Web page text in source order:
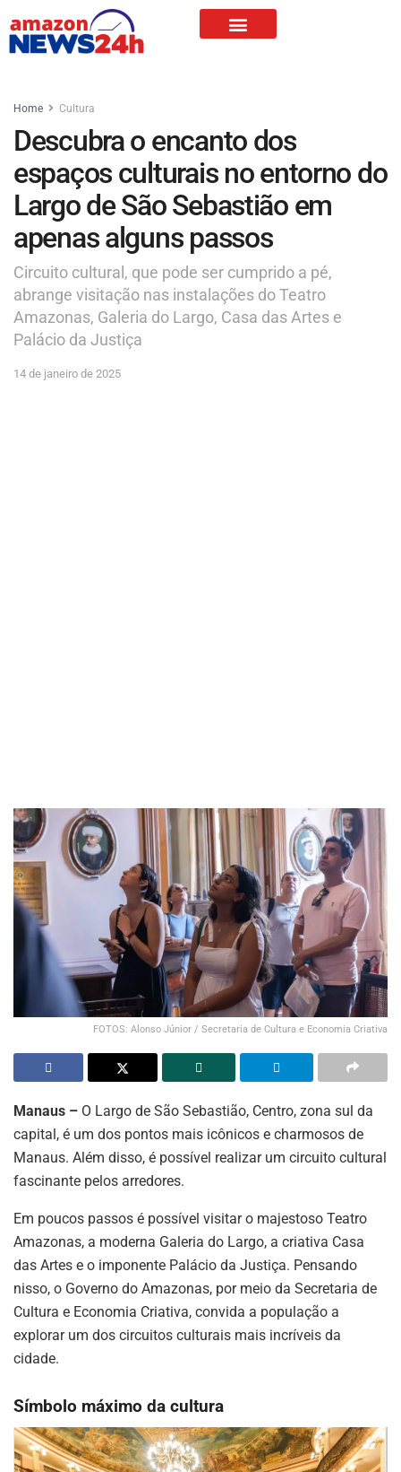
Home Cultura
Descubra o encanto dos
espaços culturais no entorno do
Largo de São Sebastião em
apenas alguns passos
Circuito cultural, que pode ser cumprido a pé,
abrange visitação nas instalações do Teatro
Amazonas, Galeria do Largo, Casa das Artes e
Palácio da Justiça
14 de janeiro de 2025
FOTOS: Alonso Júnior / Secretaria de Cultura e Economia Criativa
Manaus – O Largo de São Sebastião, Centro, zona sul da
capital, é um dos pontos mais icônicos e charmosos de
Manaus. Além disso, é possível realizar um circuito cultural
fascinante pelos arredores.
Em poucos passos é possível visitar o majestoso Teatro
Amazonas, a moderna Galeria do Largo, a criativa Casa
das Artes e o imponente Palácio da Justiça. Pensando
nisso, o Governo do Amazonas, por meio da Secretaria de
Cultura e Economia Criativa, convida a população a
explorar um dos circuitos culturais mais incríveis da
cidade.
Símbolo máximo da cultura